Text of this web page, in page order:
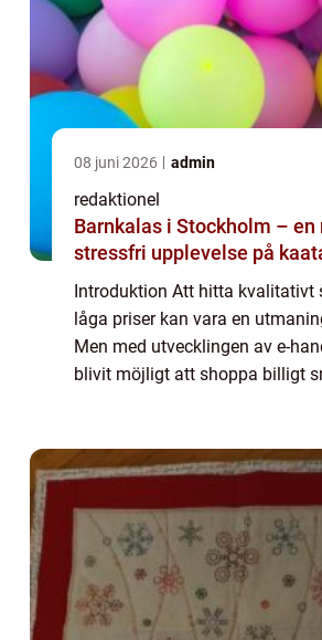
08 juni 2026 admin
redaktionel
Barnkalas i Stockholm – en
stressfri upplevelse på
Introduktion Att hitta kvalitativt
låga priser kan vara en
Men med utvecklingen av e-
blivit möjligt att shoppa billigt